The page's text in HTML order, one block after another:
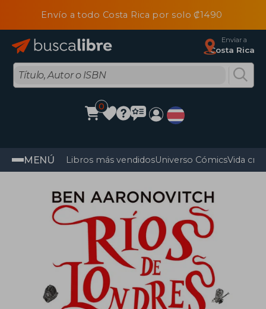
Envío a todo Costa Rica por solo ₡1490
Enviar a
Costa Rica
0
MENÚ Libros más vendidosUniverso CómicsVida